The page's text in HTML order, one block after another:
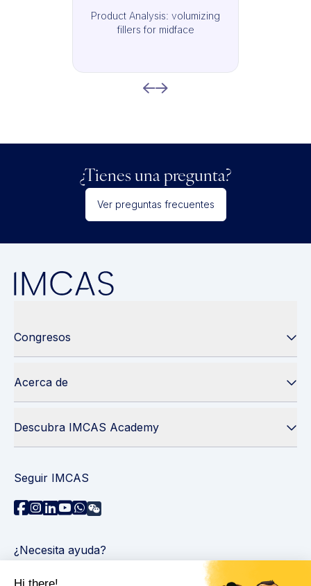
Product Analysis: volumizing
fillers for midface
¿Tienes una pregunta?
Ver preguntas frecuentes
Congresos
Acerca de
Descubra IMCAS Academy
Seguir IMCAS
¿Necesita ayuda?
Contáctenos